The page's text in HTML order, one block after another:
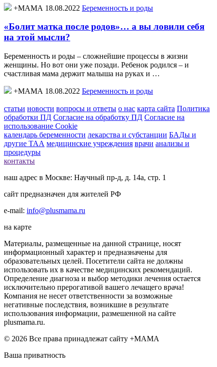
+МАМА 18.08.2022 Беременность и роды
«Болит матка после родов»… а вы ловили себя
на этой мысли?
Беременность и роды – сложнейшие процессы в жизни
женщины. Но вот они уже позади. Ребенок родился – и
счастливая мама держит малыша на руках и …
+МАМА 18.08.2022 Беременность и роды
статьи новости вопросы и ответы о нас карта сайта Политика
обработки ПД Согласие на обработку ПД Согласие на
использование Cookie
календарь беременности лекарства и субстанции БАДы и
другие ТАА медицинские учреждения врачи анализы и
процедуры
контакты
наш адрес в Москве: Научный пр-д, д. 14а, стр. 1
сайт предназначен для жителей РФ
e-mail: info@plusmama.ru
на карте
Материалы, размещенные на данной странице, носят
информационный характер и предназначены для
образовательных целей. Посетители сайта не должны
использовать их в качестве медицинских рекомендаций.
Определение диагноза и выбор методики лечения остается
исключительно прерогативой вашего лечащего врача!
Компания не несет ответственности за возможные
негативные последствия, возникшие в результате
использования информации, размешенной на сайте
plusmama.ru.
© 2026 Все права принадлежат сайту +МАМА
Ваша приватность